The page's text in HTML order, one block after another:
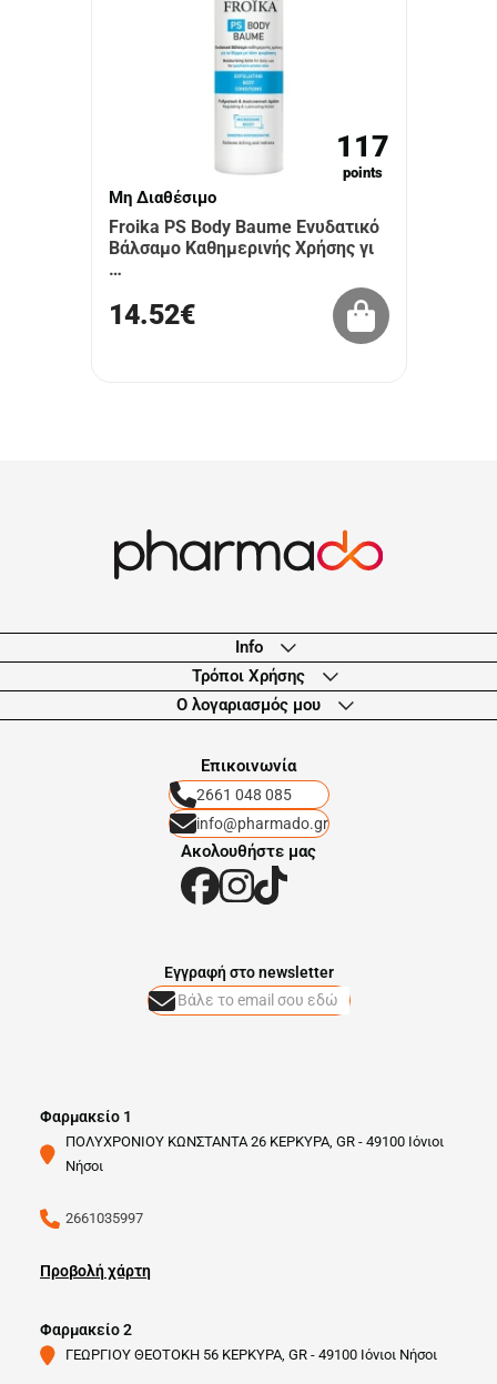
117
points
Μη Διαθέσιμο
Froika PS Body Baume Ενυδατικό
Βάλσαμο Καθημερινής Χρήσης γι
…
14.52€
Info
Τρόποι Χρήσης
Ο λογαριασμός μου
Eπικοινωνία
2661 048 085
info@pharmado.gr
Ακολουθήστε μας
Φαρμακείο 1
ΠΟΛΥΧΡΟΝΙΟΥ ΚΩΝΣΤΑΝΤΑ 26 ΚΕΡΚΥΡΑ, GR - 49100 Ιόνιοι
Νήσοι
2661035997
Προβολή χάρτη
Φαρμακείο 2
ΓΕΩΡΓΙΟΥ ΘΕΟΤΟΚΗ 56 ΚΕΡΚΥΡΑ, GR - 49100 Ιόνιοι Νήσοι
Eγγραφή στο newsletter